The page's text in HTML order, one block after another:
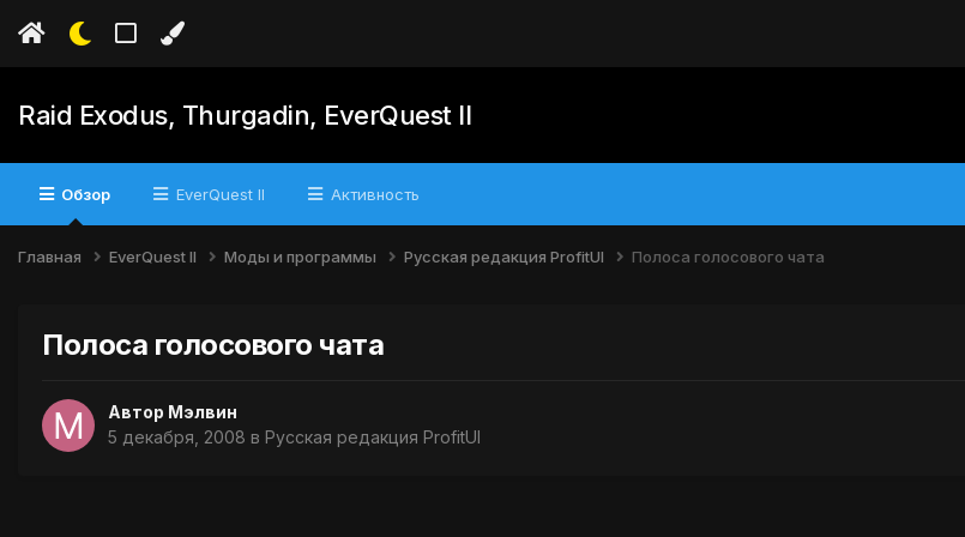
Raid Exodus, Thurgadin, EverQuest II
Обзор EverQuest II Активность
Главная EverQuest II Моды и программы Русская редакция ProfitUI Полоса голосового чата
Полоса голосового чата
Автор Мэлвин
5 декабря, 2008 в Русская редакция ProfitUI